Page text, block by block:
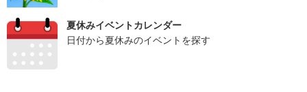
夏休みイベントカレンダー
日付から夏休みのイベントを探す